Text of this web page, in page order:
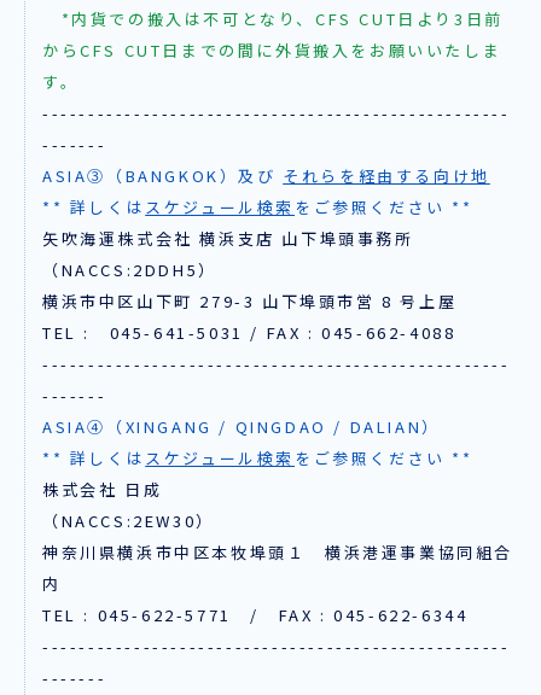
*内貨での搬入は不可となり、CFS CUT日より3日前
からCFS CUT日までの間に外貨搬入をお願いいたしま
す。
---------------------------------------------------
-------
ASIA③（BANGKOK）及び それらを経由する向け地
** 詳しくは スケジュール検索 をご参照ください **
矢吹海運株式会社 横浜支店 山下埠頭事務所
（NACCS:2DDH5）
横浜市中区山下町 279-3 山下埠頭市営 8 号上屋
TEL : 045-641-5031 / FAX : 045-662-4088
---------------------------------------------------
-------
ASIA④（XINGANG / QINGDAO / DALIAN）
** 詳しくは スケジュール検索 をご参照ください **
株式会社 日成
（NACCS:2EW30）
神奈川県横浜市中区本牧埠頭１ 横浜港運事業協同組合
内
TEL : 045-622-5771 / FAX : 045-622-6344
---------------------------------------------------
-------